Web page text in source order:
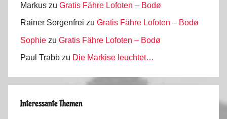
Markus zu Gratis Fähre Lofoten – Bodø
Rainer Sorgenfrei zu Gratis Fähre Lofoten – Bodø
Sophie zu Gratis Fähre Lofoten – Bodø
Paul Trabb zu Die Markise leuchtet…
Interessante Themen